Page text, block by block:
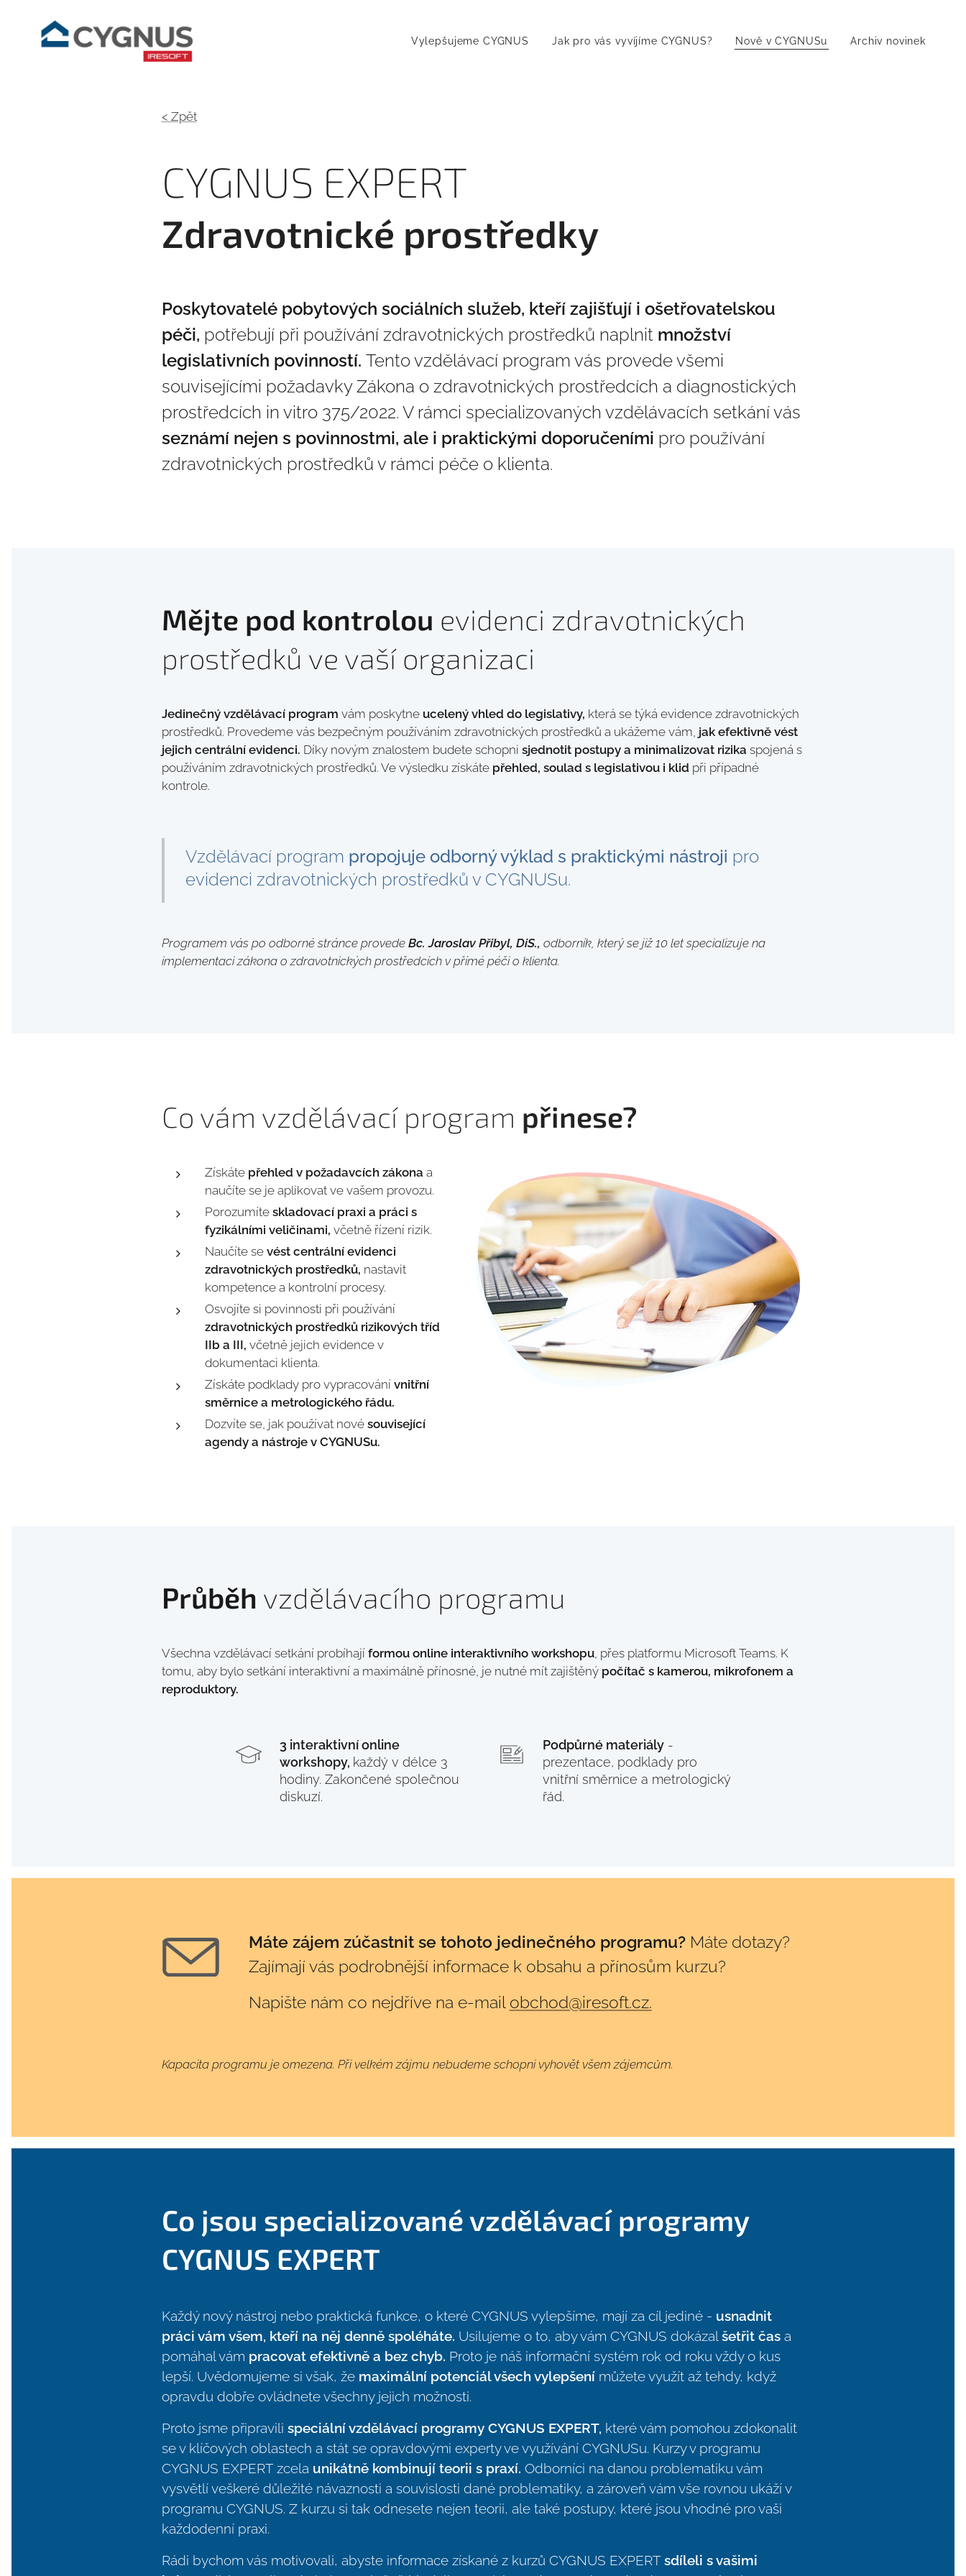
Vylepšujeme CYGNUS Jak pro vás vyvíjíme CYGNUS? Nově v CYGNUSu Archiv novinek
< Zpět
CYGNUS EXPERT
Zdravotnické prostředky
Poskytovatelé pobytových sociálních služeb, kteří zajišťují i ošetřovatelskou
péči, potřebují při používání zdravotnických prostředků naplnit množství
legislativních povinností. Tento vzdělávací program vás provede všemi
souvisejícími požadavky Zákona o zdravotnických prostředcích a diagnostických
prostředcích in vitro 375/2022. V rámci specializovaných vzdělávacích setkání vás
seznámí nejen s povinnostmi, ale i praktickými doporučeními pro používání
zdravotnických prostředků v rámci péče o klienta.
Mějte pod kontrolou evidenci zdravotnických
prostředků ve vaší organizaci
Jedinečný vzdělávací program vám poskytne ucelený vhled do legislativy, která se týká evidence zdravotnických
prostředků. Provedeme vás bezpečným používáním zdravotnických prostředků a ukážeme vám, jak efektivně vést
jejich centrální evidenci. Díky novým znalostem budete schopni sjednotit postupy a minimalizovat rizika spojená s
používáním zdravotnických prostředků. Ve výsledku získáte přehled, soulad s legislativou i klid při případné
kontrole.
Vzdělávací program propojuje odborný výklad s praktickými nástroji pro
evidenci zdravotnických prostředků v CYGNUSu.
Programem vás po odborné stránce provede Bc. Jaroslav Přibyl, DiS., odborník, který se již 10 let specializuje na
implementaci zákona o zdravotnických prostředcích v přímé péči o klienta.
Co vám vzdělávací program přinese?
Získáte přehled v požadavcích zákona a
naučíte se je aplikovat ve vašem provozu.
Porozumíte skladovací praxi a práci s
fyzikálními veličinami, včetně řízení rizik.
Naučíte se vést centrální evidenci
zdravotnických prostředků, nastavit
kompetence a kontrolní procesy.
Osvojíte si povinnosti při používání
zdravotnických prostředků rizikových tříd
IIb a III, včetně jejich evidence v
dokumentaci klienta.
Získáte podklady pro vypracování vnitřní
směrnice a metrologického řádu.
Dozvíte se, jak používat nové související
agendy a nástroje v CYGNUSu.
Průběh vzdělávacího programu
Všechna vzdělávací setkání probíhají formou online interaktivního workshopu, přes platformu Microsoft Teams. K
tomu, aby bylo setkání interaktivní a maximálně přínosné, je nutné mít zajištěný počítač s kamerou, mikrofonem a
reproduktory.
3 interaktivní online
workshopy, každý v délce 3
hodiny. Zakončené společnou
diskuzí.
Podpůrné materiály -
prezentace, podklady pro
vnitřní směrnice a metrologický
řád.
Máte zájem zúčastnit se tohoto jedinečného programu?Máte dotazy?
Zajímají vás podrobnějšíinformace k obsahu a přínosům kurzu?
Napište nám co nejdříve na e-mail obchod@iresoft.cz.
Kapacita programu je omezena. Při velkém zájmu nebudeme schopni vyhovět všem zájemcům.
Co jsou specializované vzdělávací programy
CYGNUS EXPERT
Každý nový nástroj nebo praktická funkce, o které CYGNUS vylepšíme, mají za cíl jediné - usnadnit
práci vám všem, kteří na něj denně spoléháte. Usilujeme o to, aby vám CYGNUS dokázal šetřit časa
pomáhal vám pracovat efektivně a bez chyb. Proto je náš informační systém rok od roku vždy o kus
lepší. Uvědomujeme si však, že maximální potenciál všech vylepšenímůžete využít až tehdy, když
opravdu dobře ovládnete všechny jejich možnosti.
Proto jsme připravili speciální vzdělávací programy CYGNUS EXPERT, které vám pomohou zdokonalit
se v klíčových oblastech a stát se opravdovými experty ve využívání CYGNUSu. Kurzy v programu
CYGNUS EXPERT zcela unikátně kombinují teorii s praxí. Odborníci na danou problematiku vám
vysvětlí veškeré důležité návaznosti a souvislosti dané problematiky, a zároveň vám vše rovnou ukáží v
programu CYGNUS. Z kurzu si tak odnesete nejen teorii, ale také postupy, které jsou vhodné pro vaši
každodenní praxi.
Rádi bychom vás motivovali, abyste informace získané z kurzů CYGNUS EXPERTsdíleli s vašimi